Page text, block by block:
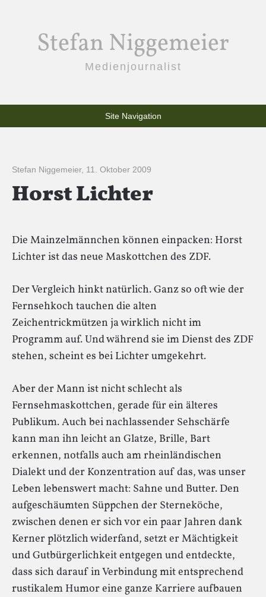
Stefan Niggemeier
Medienjournalist
Site Navigation
Stefan Niggemeier, 11. Oktober 2009
Horst Lichter
Die Mainzelmännchen können einpacken: Horst
Lichter ist das neue Maskottchen des ZDF.
Der Vergleich hinkt natürlich. Ganz so oft wie der
Fernsehkoch tauchen die alten
Zeichentrickmützen ja wirklich nicht im
Programm auf. Und während sie im Dienst des ZDF
stehen, scheint es bei Lichter umgekehrt.
Aber der Mann ist nicht schlecht als
Fernsehmaskottchen, gerade für ein älteres
Publikum. Auch bei nachlassender Sehschärfe
kann man ihn leicht an Glatze, Brille, Bart
erkennen, notfalls auch am rheinländischen
Dialekt und der Konzentration auf das, was unser
Leben lebenswert macht: Sahne und Butter. Den
aufgeschäumten Süppchen der Sterneköche,
zwischen denen er sich vor ein paar Jahren dank
Kerner plötzlich widerfand, setzt er Mächtigkeit
und Gutbürgerlichkeit entgegen und entdeckte,
dass sich darauf in Verbindung mit entsprechend
rustikalem Humor eine ganze Karriere aufbauen